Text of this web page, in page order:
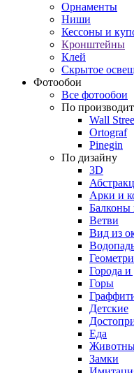
Орнаменты
Ниши
Кессоны и
Кронштейны
Клей
Скрытое
Фотообои
Все фотообои
По
Wall
Ortograf
Pinegin
По дизайну
3D
Арки и
Балконы
Ветви
Вид из
Города
Горы
Детские
Еда
Замки